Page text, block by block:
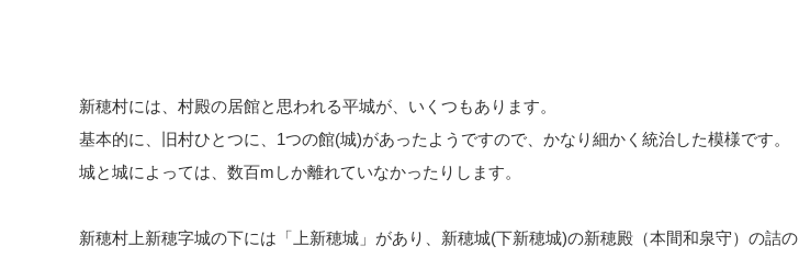
新穂村には、村殿の居館と思われる平城が、いくつもあります。
基本的に、旧村ひとつに、1つの館(城)があったようですので、かなり細かく統治した模様です。
城と城によっては、数百mしか離れていなかったりします。
新穂村上新穂字城の下には「上新穂城」があり、新穂城(下新穂城)の新穂殿（本間和泉守）の詰の